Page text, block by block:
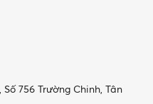
756 Trường Chinh, Tân